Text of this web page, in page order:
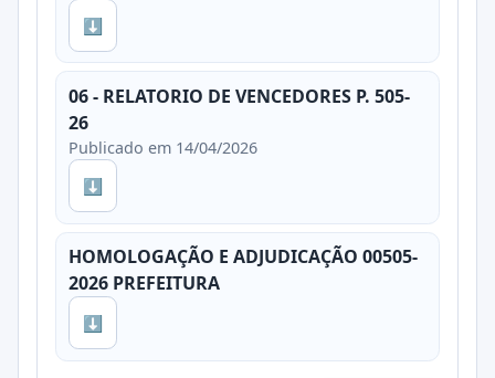
⬇
06 - RELATORIO DE VENCEDORES P. 505-
26
Publicado em 14/04/2026
⬇
HOMOLOGAÇÃO E ADJUDICAÇÃO 00505-
2026 PREFEITURA
⬇